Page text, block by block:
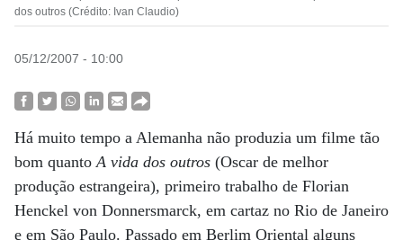
dos outros (Crédito: Ivan Claudio)
05/12/2007 - 10:00
Há muito tempo a Alemanha não produzia um filme tão
bom quanto A vida dos outros (Oscar de melhor
produção estrangeira), primeiro trabalho de Florian
Henckel von Donnersmarck, em cartaz no Rio de Janeiro
e em São Paulo. Passado em Berlim Oriental alguns